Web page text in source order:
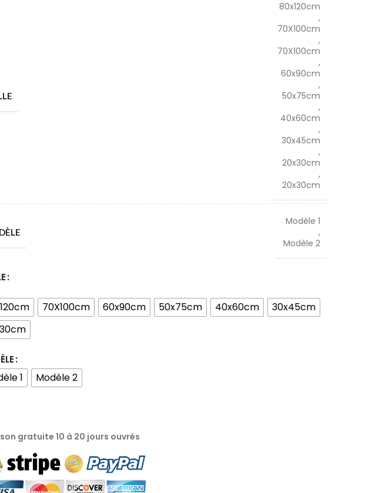
80x120cm
,
70X100cm
,
70X100cm
,
60x90cm
,
50x75cm
,
40x60cm
,
30x45cm
,
20x30cm
,
20x30cm
Modèle 1
,
Modèle 2
70X100cm 60x90cm 50x75cm 40x60cm
30x45cm
1 Modèle 2
gratuite 10 à 20 jours ouvrés